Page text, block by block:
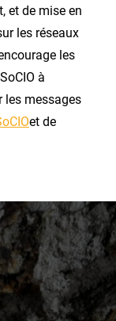
et de mise en
les réseaux
les
à
les messages
et de